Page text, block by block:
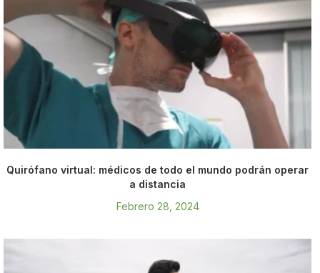
Quirófano virtual: médicos de todo el mundo podrán operar
a distancia
Febrero 28, 2024